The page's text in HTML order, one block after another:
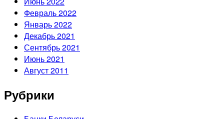
Февраль 2022
Январь 2022
Декабрь 2021
Сентябрь 2021
Июнь 2021
Август 2011
Рубрики